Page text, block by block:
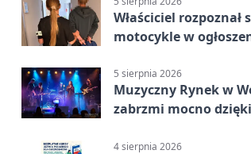
Właściciel rozpoznał
motocykle w
5 sierpnia 2026
Muzyczny Rynek w
zabrzmi mocno dzięki
4 sierpnia 2026